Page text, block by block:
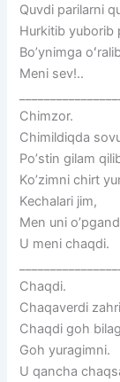
Quvdi parilarni
Hurkitib yuborib
Bo’ynimga
Meni sev!..
Chimzor.
Chimildiqda
Poʼstin gilam
Koʼzimni chirt
Kechalari jim,
Men uni
U meni chaqdi.
Chaqdi.
Chaqaverdi
Chaqdi goh
Goh yuragimni.
U qancha